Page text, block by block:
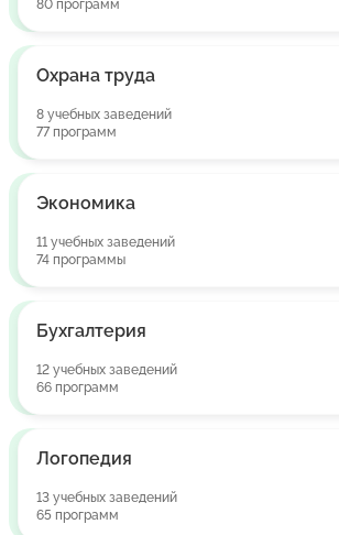
80 программ
Охрана труда
8 учебных заведений
77 программ
Экономика
11 учебных заведений
74 программы
Бухгалтерия
12 учебных заведений
66 программ
Логопедия
13 учебных заведений
65 программ